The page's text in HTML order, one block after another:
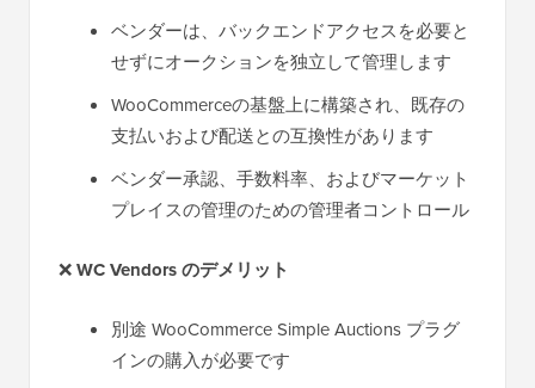
ベンダーは、バックエンドアクセスを必要と
せずにオークションを独立して管理します
WooCommerceの基盤上に構築され、既存の
支払いおよび配送との互換性があります
ベンダー承認、手数料率、およびマーケット
プレイスの管理のための管理者コントロール
❌WC Vendors のデメリット
別途 WooCommerce Simple Auctions プラグ
インの購入が必要です